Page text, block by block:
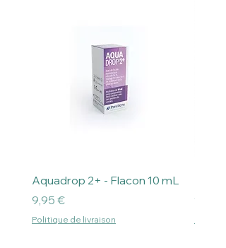
Aquadrop 2+ - Flacon 10 mL
Prix
9,95 €
Politique de livraison
Prix
15,90 €